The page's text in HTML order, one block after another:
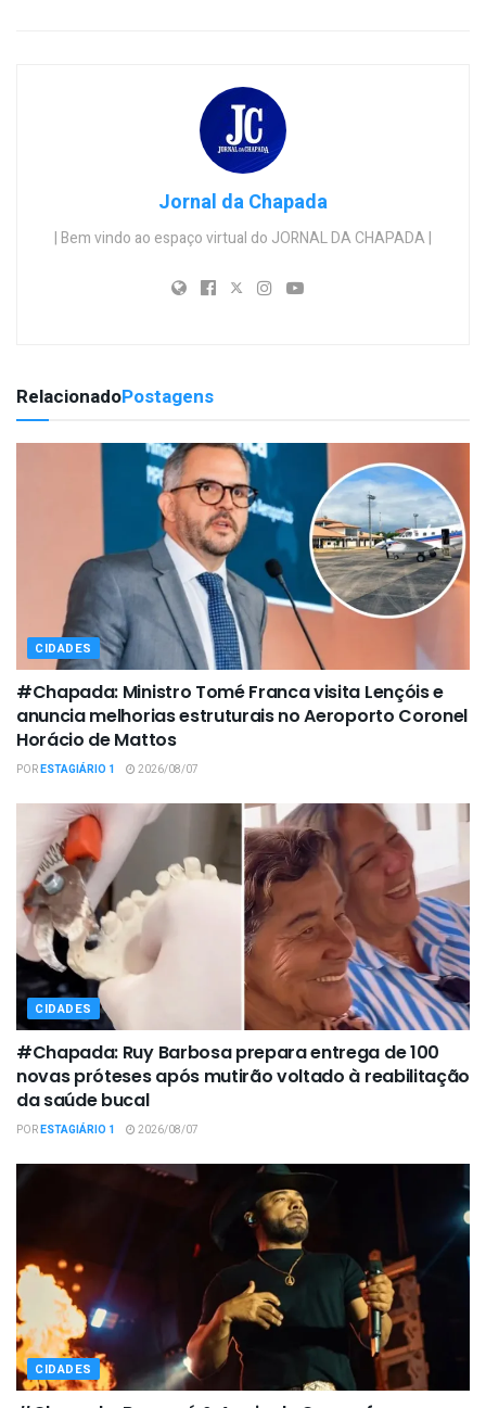
Jornal da Chapada
| Bem vindo ao espaço virtual do JORNAL DA CHAPADA |
RelacionadoPostagens
CIDADES
#Chapada: Ministro Tomé Franca visita Lençóis e
anuncia melhorias estruturais no Aeroporto Coronel
Horácio de Mattos
PORESTAGIÁRIO 1 2026/08/07
CIDADES
#Chapada: Ruy Barbosa prepara entrega de 100
novas próteses após mutirão voltado à reabilitação
da saúde bucal
PORESTAGIÁRIO 1 2026/08/07
CIDADES